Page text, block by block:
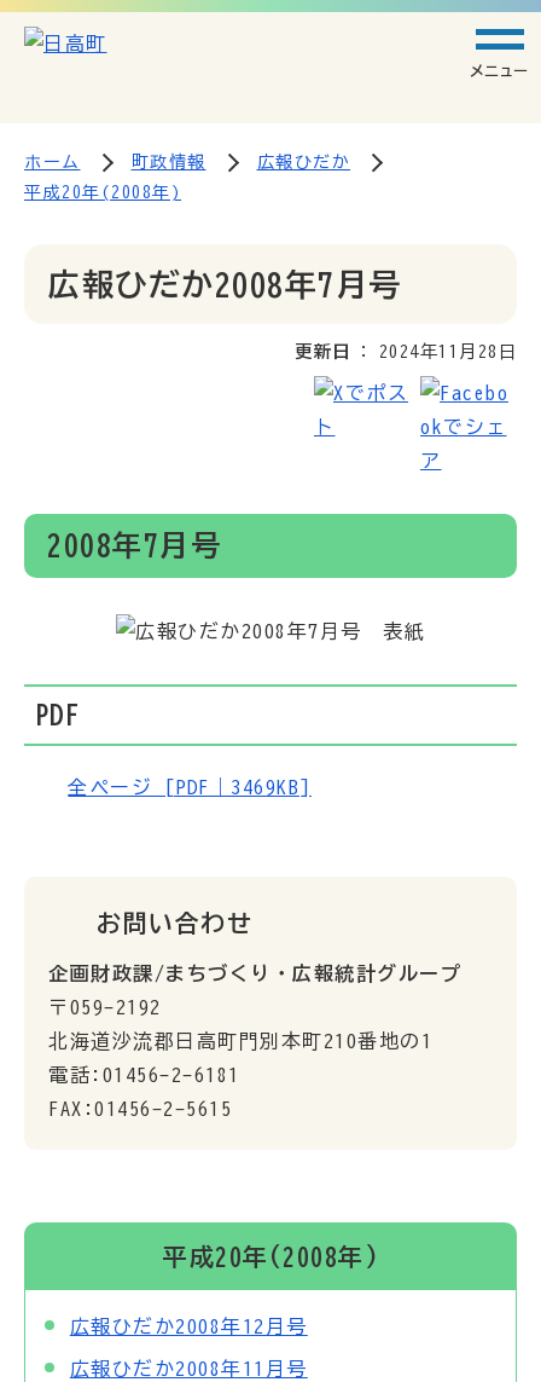
メニュー
ホーム 町政情報
広報ひだか
平成20年(2008年)
広報ひだか2008年7月号
更新日 2024年11月28日
2008年7月号
PDF
全ページ [PDF｜3469KB]
お問い合わせ
企画財政課/まちづくり・広報統計グループ
〒059-2192
北海道沙流郡日高町門別本町210番地の1
電話:01456-2-6181
FAX:01456-2-5615
平成20年(2008年)
広報ひだか2008年12月号
広報ひだか2008年11月号